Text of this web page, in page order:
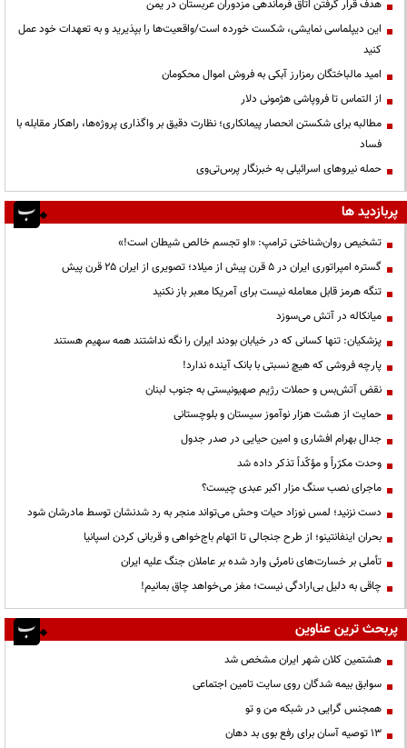
هدف قرار گرفتن اتاق‌ فرماندهی مزدوران عربستان در یمن
این دیپلماسی نمایشی، شکست خورده است/واقعیت‌ها را بپذیرید و به تعهدات خود عمل
کنید
امید مالباختگان رمزارز آبکی به فروش اموال محکومان
از التماس تا فروپاشی هژمونی دلار
مطالبه برای شکستن انحصار پیمانکاری؛ نظارت دقیق بر واگذاری پروژه‌ها، راهکار مقابله با
فساد
حمله نیروهای اسرائیلی به خبرنگار پرس‌تی‌وی
پربازدید ها
تشخیص روان‌شناختی ترامپ: «او تجسم خالص شیطان است!»
گستره امپراتوری ایران در ۵ قرن پیش از میلاد؛ تصویری از ایران ۲۵ قرن پیش
تنگه هرمز قابل معامله نیست برای آمریکا معبر باز نکنید
میانکاله در آتش می‌سوزد
پزشکیان: تنها کسانی که در خیابان بودند ایران را نگه نداشتند همه سهیم هستند
پارچه فروشی که هیچ نسبتی با بانک آینده ندارد!
نقض آتش‌بس و حملات رژیم صهیونیستی به جنوب لبنان
حمایت از هشت هزار نوآموز سیستان و بلوچستانی
جدال بهرام افشاری و امین حیایی در صدر جدول
وحدت مکرّراً و مؤکّداً تذکر داده شد
ماجرای نصب سنگ مزار اکبر عبدی چیست؟
دست نزنید؛ لمس نوزاد حیات وحش می‌تواند منجر به رد شدنشان توسط مادرشان شود
بحران اینفانتینو؛ از طرح جنجالی تا اتهام باج‌خواهی و قربانی کردن اسپانیا
تأملی بر خسارت‌های نامرئی وارد شده بر عاملان جنگ علیه ایران
چاقی به دلیل بی‌ارادگی نیست؛ مغز می‌خواهد چاق بمانیم!
پربحث ترین عناوین
هشتمین کلان شهر ایران مشخص شد
سوابق بیمه شدگان روی سایت تامین اجتماعی
همجنس گرایی در شبکه من و تو
13 توصیه آسان برای رفع بوی بد دهان